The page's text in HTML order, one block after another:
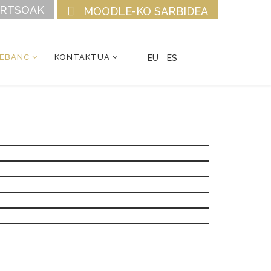
MOODLE-KO SARBIDEA
KONTAKTUA EU ES